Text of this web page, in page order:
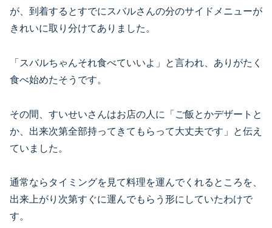
が、到着するとすでにスバルさんの分のサイドメニューが
きれいに取り分けてありました。
「スバルちゃんそれ食べていいよ」と言われ、ありがたく
食べ始めたそうです。
その間、すいせいさんはお店の人に「ご飯とかデザートと
か、出来次第全部持ってきてもらって大丈夫です」と伝え
ていました。
通常ならタイミングを見て料理を運んでくれるところを、
出来上がり次第すぐに運んでもらう形にしていたわけで
す。